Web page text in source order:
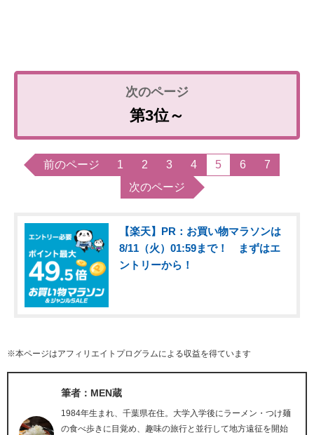
第3位～
前のページ 1 2 3 4 5 6
7
次のページ
【楽天】PR：お買い物マラソンは
8/11（火）01:59まで！ まずはエ
ントリーから！
※本ページはアフィリエイトプログラムによる収益を得ています
筆者：MEN蔵
1984年生まれ、千葉県在住。大学入学後にラーメン・つけ麺
の食べ歩きに目覚め、趣味の旅行と並行して地方遠征を開始